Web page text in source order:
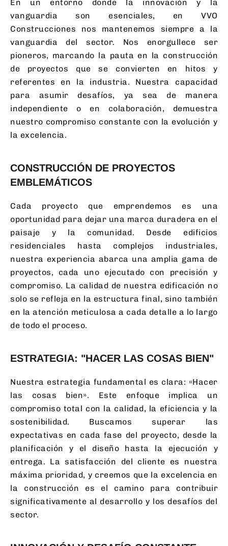
En un entorno donde la innovación y la
vanguardia son esenciales, en VVO
Construcciones nos mantenemos siempre a la
vanguardia del sector. Nos enorgullece ser
pioneros, marcando la pauta en la construcción
de proyectos que se convierten en hitos y
referentes en la industria. Nuestra capacidad
para asumir desafíos, ya sea de manera
independiente o en colaboración, demuestra
nuestro compromiso constante con la evolución y
la excelencia.
CONSTRUCCIÓN DE PROYECTOS
EMBLEMÁTICOS
Cada proyecto que emprendemos es una
oportunidad para dejar una marca duradera en el
paisaje y la comunidad. Desde edificios
residenciales hasta complejos industriales,
nuestra experiencia abarca una amplia gama de
proyectos, cada uno ejecutado con precisión y
compromiso. La calidad de nuestra edificación no
solo se refleja en la estructura final, sino también
en la atención meticulosa a cada detalle a lo largo
de todo el proceso.
ESTRATEGIA: "HACER LAS COSAS BIEN"
Nuestra estrategia fundamental es clara: «Hacer
las cosas bien». Este enfoque implica un
compromiso total con la calidad, la eficiencia y la
sostenibilidad. Buscamos superar las
expectativas en cada fase del proyecto, desde la
planificación y el diseño hasta la ejecución y
entrega. La satisfacción del cliente es nuestra
máxima prioridad, y creemos que la excelencia en
la construcción es el camino para contribuir
significativamente al desarrollo y los desafíos del
sector.